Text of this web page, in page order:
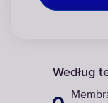
Według